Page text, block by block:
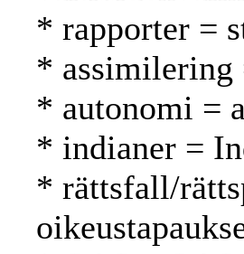
* rapporter =
* assimilering
* autonomi =
* indianer =
* rättsfall/